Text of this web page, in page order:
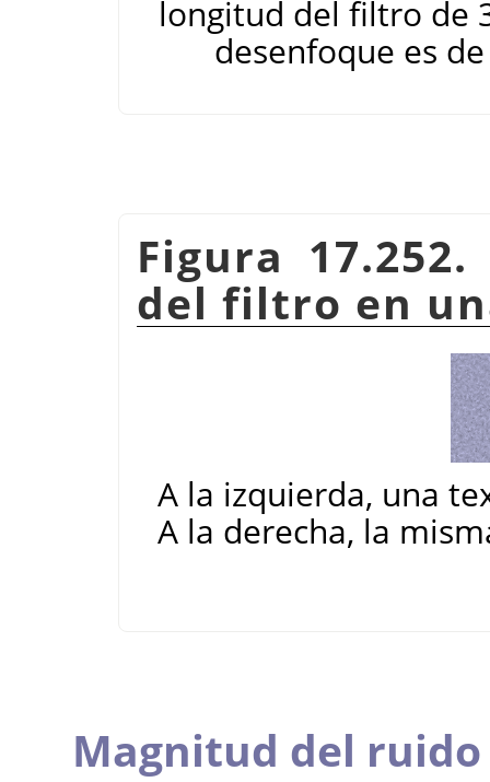
longitud del filtro de
desenfoque es
Figura
del filtro en
A la izquierda, una
A la derecha, la
Magnitud del ruido